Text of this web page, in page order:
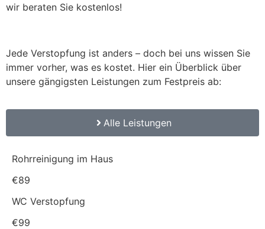
wir beraten Sie kostenlos!
Jede Verstopfung ist anders – doch bei uns wissen Sie
immer vorher, was es kostet. Hier ein Überblick über
unsere gängigsten Leistungen zum Festpreis ab:
Alle Leistungen
Rohrreinigung im Haus
€89
WC Verstopfung
€99